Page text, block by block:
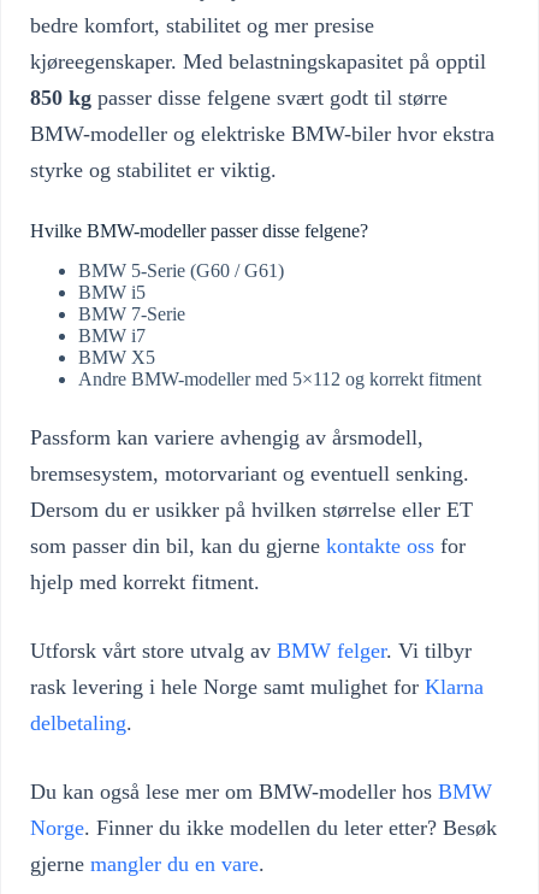
bedre komfort, stabilitet og mer presise
kjøreegenskaper. Med belastningskapasitet på opptil
850 kg passer disse felgene svært godt til større
BMW-modeller og elektriske BMW-biler hvor ekstra
styrke og stabilitet er viktig.
Hvilke BMW-modeller passer disse felgene?
BMW 5-Serie (G60 / G61)
BMW i5
BMW 7-Serie
BMW i7
BMW X5
Andre BMW-modeller med 5×112 og korrekt fitment
Passform kan variere avhengig av årsmodell,
bremsesystem, motorvariant og eventuell senking.
Dersom du er usikker på hvilken størrelse eller ET
som passer din bil, kan du gjerne kontakte oss for
hjelp med korrekt fitment.
Utforsk vårt store utvalg av BMW felger. Vi tilbyr
rask levering i hele Norge samt mulighet for Klarna
delbetaling.
Du kan også lese mer om BMW-modeller hos BMW
Norge. Finner du ikke modellen du leter etter? Besøk
gjerne mangler du en vare.